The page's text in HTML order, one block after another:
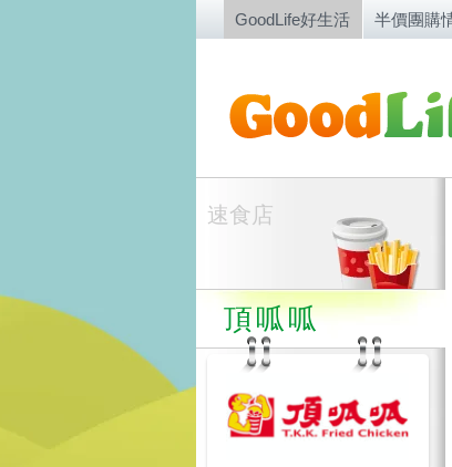
GoodLife好生活 半價團購
速食店
頂呱呱